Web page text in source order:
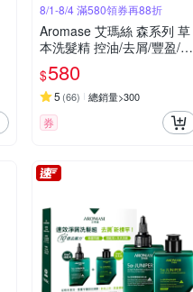
8/1-8/4 滿580領券再88折
Aromase 艾瑪絲 森系列 草
本洗髮精 控油/去屑/豐盈/舒
敏 六款任選 400mL
$580
5 (66) 總銷量>300
券